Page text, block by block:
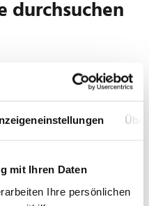
mit Ihren Daten
Ihre persönlichen
durchsuchen
zwischen
Nachname".
für drei Tage in die